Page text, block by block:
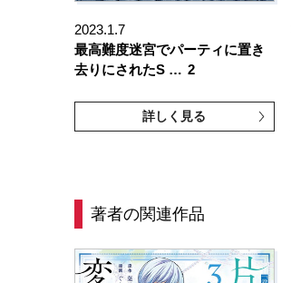
2023.1.7
最高難度迷宮でパーティに置き
去りにされたS … 2
詳しく見る
著者の関連作品